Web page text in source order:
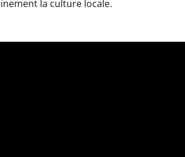
la culture locale.